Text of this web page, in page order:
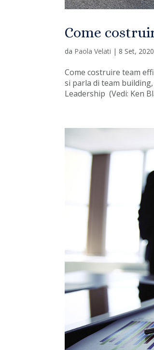
Come
da Paola Velati | 8 Set, 2020
Come costruire team
si parla di team
Leadership (Vedi: Ken